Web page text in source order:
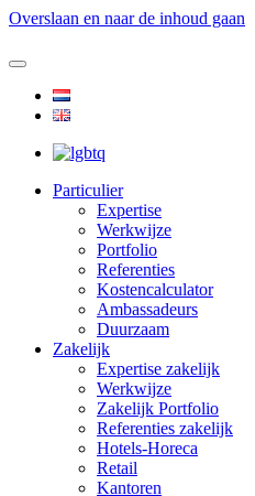
Overslaan en naar de inhoud gaan
Particulier
Expertise
Werkwijze
Portfolio
Referenties
Kostencalculator
Ambassadeurs
Duurzaam
Zakelijk
Expertise zakelijk
Werkwijze
Zakelijk Portfolio
Referenties zakelijk
Hotels-Horeca
Retail
Kantoren